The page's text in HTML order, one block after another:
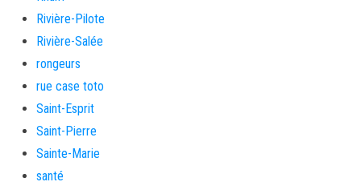
Rivière-Pilote
Rivière-Salée
rongeurs
rue case toto
Saint-Esprit
Saint-Pierre
Sainte-Marie
santé